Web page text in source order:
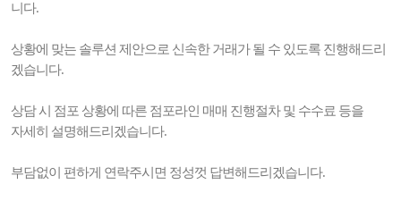
니다.
상황에 맞는 솔루션 제안으로 신속한 거래가 될 수 있도록 진행해드리
겠습니다.
상담 시 점포 상황에 따른 점포라인 매매 진행절차 및 수수료 등을
자세히 설명해드리겠습니다.
부담없이 편하게 연락주시면 정성껏 답변해드리겠습니다.